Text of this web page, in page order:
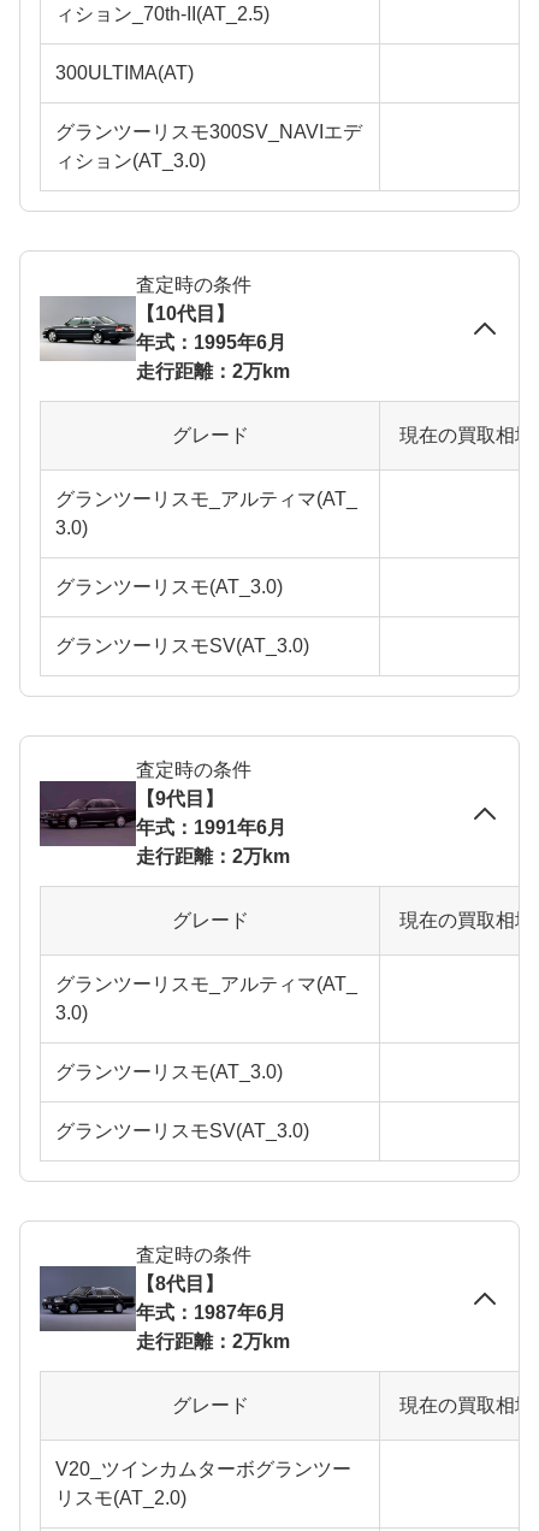
ィション_70th-II(AT_2.5)
300ULTIMA(AT)
グランツーリスモ300SV_NAVIエデ
ィション(AT_3.0)
査定時の条件
【10代目】
年式：1995年6月
走行距離：2万km
グレード 現在の買取相
グランツーリスモ_アルティマ(AT_
3.0)
グランツーリスモ(AT_3.0)
グランツーリスモSV(AT_3.0)
査定時の条件
【9代目】
年式：1991年6月
走行距離：2万km
グレード 現在の買取相
グランツーリスモ_アルティマ(AT_
3.0)
グランツーリスモ(AT_3.0)
グランツーリスモSV(AT_3.0)
査定時の条件
【8代目】
年式：1987年6月
走行距離：2万km
グレード 現在の買取相
V20_ツインカムターボグランツー
リスモ(AT_2.0)